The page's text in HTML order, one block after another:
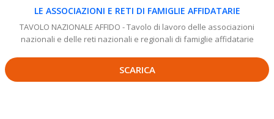
LE ASSOCIAZIONI E RETI DI FAMIGLIE AFFIDATARIE
TAVOLO NAZIONALE AFFIDO - Tavolo di lavoro delle associazioni
nazionali e delle reti nazionali e regionali di famiglie affidatarie
SCARICA